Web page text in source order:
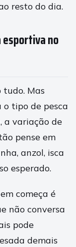
resto do dia.
esportiva no
tudo. Mas
o tipo de pesca
a variação de
pense em
anzol, isca
esperado.
começa é
não conversa
pode
demais